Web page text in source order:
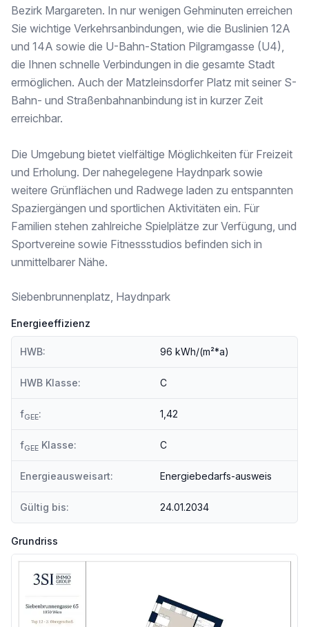
Kinder & Schulen
Schule <250m
Kindergarten <250m
Universität <1.000m
Höhere Schule <1.000m
Nahversorgung
Supermarkt <250m
Sonstige
Geldautomat <250m
Bank <250m
Post <500m
Polizei <750m
Verkehr
Bus <250m
Straßenbahn <500m
Autobahnanschluss <3.500m
Angaben Entfernung Luftlinie / Quelle: OpenStreetMap
Bezirk Margareten. In nur wenigen Gehminuten erreichen
Sie wichtige Verkehrsanbindungen, wie die Buslinien 12A
und 14A sowie die U-Bahn-Station Pilgramgasse (U4),
die Ihnen schnelle Verbindungen in die gesamte Stadt
ermöglichen. Auch der Matzleinsdorfer Platz mit seiner S-
Bahn- und Straßenbahnanbindung ist in kurzer Zeit
erreichbar.
Die Umgebung bietet vielfältige Möglichkeiten für Freizeit
und Erholung. Der nahegelegene Haydnpark sowie
weitere Grünflächen und Radwege laden zu entspannten
Spaziergängen und sportlichen Aktivitäten ein. Für
Familien stehen zahlreiche Spielplätze zur Verfügung, und
Sportvereine sowie Fitnessstudios befinden sich in
unmittelbarer Nähe.
Siebenbrunnenplatz, Haydnpark
Energieeffizienz
HWB: 96 kWh/(m²*a)
HWB Klasse: C
fGEE: 1,42
fGEE Klasse: C
Energieausweisart: Energiebedarfs-ausweis
Gültig bis: 24.01.2034
Grundriss